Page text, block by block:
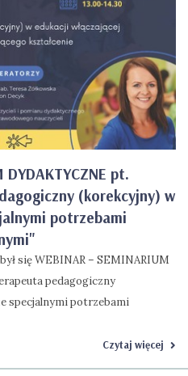
DYDAKTYCZNE pt.
(korekcyjny) w
potrzebami
się WEBINAR – SEMINARIUM
pedagogiczny
specjalnymi potrzebami
Czytaj więcej